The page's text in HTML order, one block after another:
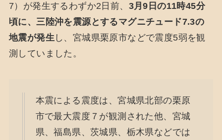
7）が発生するわずか2日前、 3月9日の11時45分
頃に、三陸沖を震源とするマグニチュード7.3の
地震が発生し、宮城県栗原市などで震度5弱を観
測していました。
本震による震度は、宮城県北部の栗原
市で最大震度７が観測された他、宮城
県、福島県、茨城県、栃木県などでは